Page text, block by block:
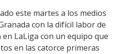
este martes a los medios
con la difícil labor de
LaLiga con un equipo que
en las catorce primeras